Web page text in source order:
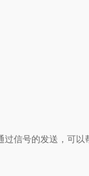
信号的发送，可以